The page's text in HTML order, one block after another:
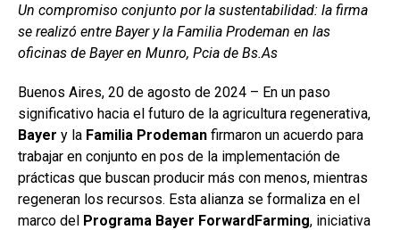
ce
b
o
k
at
s
p
p
ke
dI
n
m
p
ar
tir
Un compromiso conjunto por la sustentabilidad: la firma
se realizó entre Bayer y la Familia Prodeman en las
oficinas de Bayer en Munro, Pcia de Bs.As
Buenos Aires, 20 de agosto de 2024 – En un paso
significativo hacia el futuro de la agricultura regenerativa,
Bayer y la Familia Prodeman firmaron un acuerdo para
trabajar en conjunto en pos de la implementación de
prácticas que buscan producir más con menos, mientras
regeneran los recursos. Esta alianza se formaliza en el
marco del Programa Bayer ForwardFarming, iniciativa